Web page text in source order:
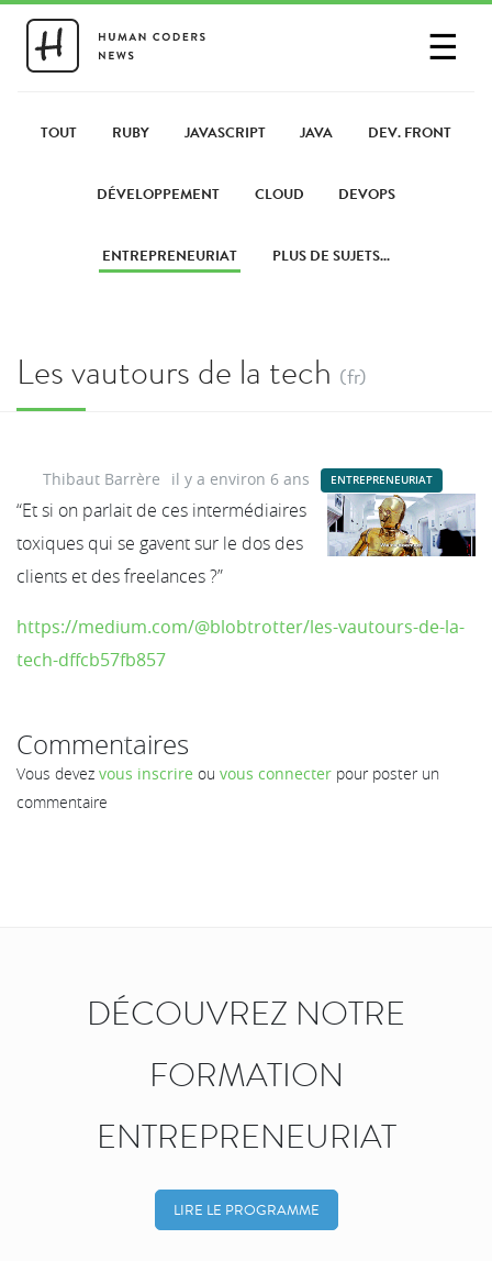
☰
PARTAGER UN LIEN
TOUT RUBY JAVASCRIPT JAVA DEV. FRONT
DÉVELOPPEMENT CLOUD DEVOPS
ENTREPRENEURIAT PLUS DE SUJETS...
Les vautours de la tech (fr)
Thibaut Barrère il y a environ 6 ans ENTREPRENEURIAT
“Et si on parlait de ces intermédiaires
toxiques qui se gavent sur le dos des
clients et des freelances ?”
https://medium.com/@blobtrotter/les-vautours-de-la-
tech-dffcb57fb857
Commentaires
Vous devez vous inscrire ou vous connecter pour poster un
commentaire
DÉCOUVREZ NOTRE
FORMATION
ENTREPRENEURIAT
LIRE LE PROGRAMME